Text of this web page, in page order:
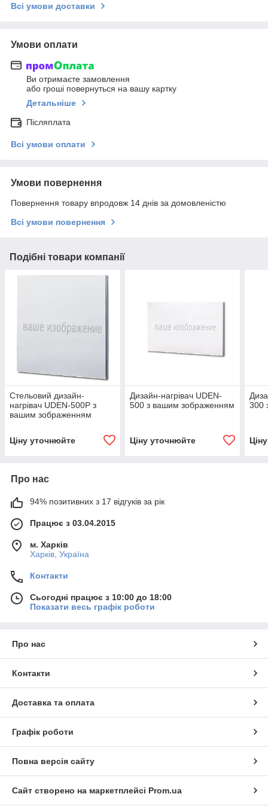
Всі умови доставки
Умови оплати
Ви отримаєте замовлення
або гроші повернуться на вашу картку
Детальніше
Післяплата
Всі умови оплати
Умови повернення
Повернення товару впродовж 14 днів за домовленістю
Всі умови повернення
Подібні товари компанії
Стельовий дизайн-
нагрівач UDEN-500P з
вашим зображенням
Ціну уточнюйте
Дизайн-нагрівач UDEN-
500 з вашим зображенням
Ціну уточнюйте
300
Про нас
94% позитивних з 17 відгуків за рік
Працює з 03.04.2015
м. Харків
Харків, Україна
Контакти
Сьогодні працює з 10:00 до 18:00
Показати весь графік роботи
Про нас
Контакти
Доставка та оплата
Графік роботи
Повна версія сайту
Сайт створено на маркетплейсі Prom.ua